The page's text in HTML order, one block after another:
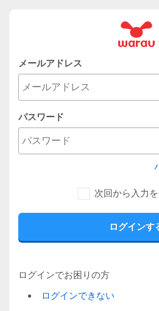
メールアドレス
パスワード
次回から入力
ログインでお困りの方
ログインできない